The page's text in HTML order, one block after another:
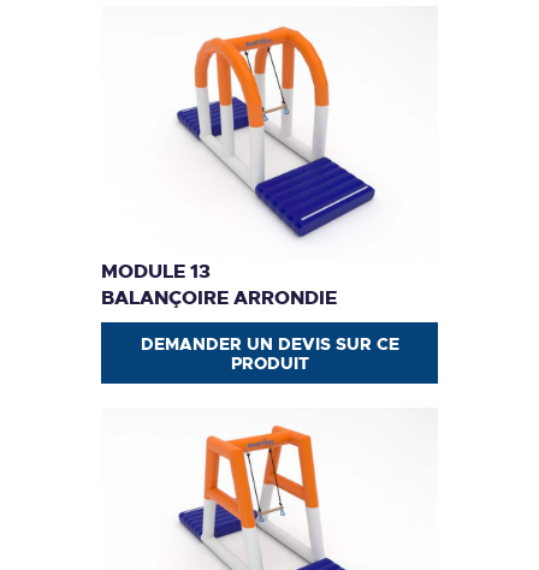
MODULE 13
BALANÇOIRE ARRONDIE
DEMANDER UN DEVIS SUR CE
PRODUIT